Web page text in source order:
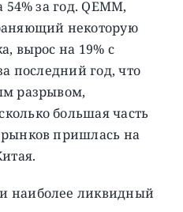
за год. QEMM,
некоторую
вырос на 19% с
последний год, что
разрывом,
большая часть
пришлась на
наиболее ликвидный